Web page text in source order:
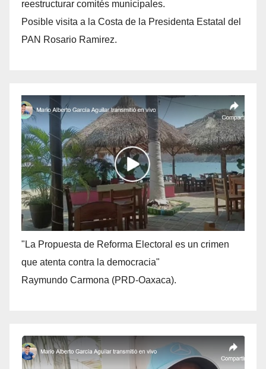
reestructurar comités municipales.
Posible visita a la Costa de la Presidenta Estatal del
PAN Rosario Ramirez.
"La Propuesta de Reforma Electoral es un crimen
que atenta contra la democracia"
Raymundo Carmona (PRD-Oaxaca).